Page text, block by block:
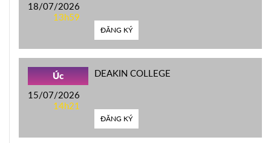
18/07/2026
13h59
ĐĂNG KÝ
Úc
15/07/2026
14h21
DEAKIN COLLEGE
ĐĂNG KÝ